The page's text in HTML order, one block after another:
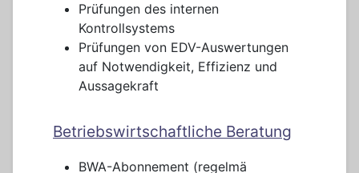
Prüfungen des internen
Kontrollsystems
Prüfungen von EDV-Auswertungen
auf Notwendigkeit, Effizienz und
Aussagekraft
Betriebswirtschaftliche Beratung
BWA-Abonnement (regelmä